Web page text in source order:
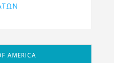
AMERICA